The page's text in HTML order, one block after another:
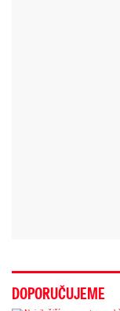
DOPORUČUJEME